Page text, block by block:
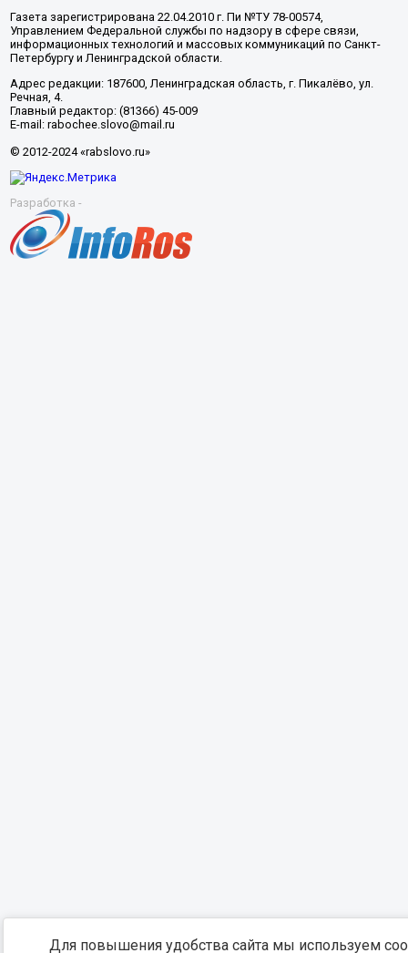
Газета зарегистрирована 22.04.2010 г. Пи №ТУ 78-00574,
Управлением Федеральной службы по надзору в сфере связи,
информационных технологий и массовых коммуникаций по Санкт-
Петербургу и Ленинградской области.
Адрес редакции: 187600, Ленинградская область, г. Пикалёво, ул.
Речная, 4.
Главный редактор: (81366) 45-009
E-mail: rabochee.slovo@mail.ru
© 2012-2024 «rabslovo.ru»
Разработка -
Для повышения удобства сайта мы используем